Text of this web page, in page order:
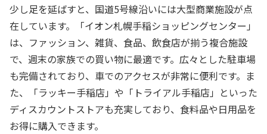
少し足を延ばすと、国道5号線沿いには大型商業施設が点
在しています。「イオン札幌手稲ショッピングセンター」
は、ファッション、雑貨、食品、飲食店が揃う複合施設
で、週末の家族での買い物に最適です。広々とした駐車場
も完備されており、車でのアクセスが非常に便利です。ま
た、「ラッキー手稲店」や「トライアル手稲店」といった
ディスカウントストアも充実しており、食料品や日用品を
お得に購入できます。